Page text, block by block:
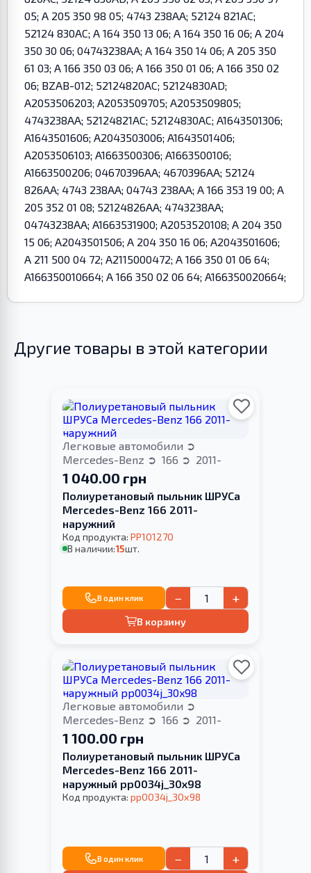
05; A 205 350 98 05; 4743 238AA; 52124 821AC;
52124 830AC; A 164 350 13 06; A 164 350 16 06; A 204
350 30 06; 04743238AA; A 164 350 14 06; A 205 350
61 03; A 166 350 03 06; A 166 350 01 06; A 166 350 02
06; BZAB-012; 52124820AC; 52124830AD;
A2053506203; A2053509705; A2053509805;
4743238AA; 52124821AC; 52124830AC; A1643501306;
A1643501606; A2043503006; A1643501406;
A2053506103; A1663500306; A1663500106;
A1663500206; 04670396AA; 4670396AA; 52124
826AA; 4743 238AA; 04743 238AA; A 166 353 19 00; A
205 352 01 08; 52124826AA; 4743238AA;
04743238AA; A1663531900; A2053520108; A 204 350
15 06; A2043501506; A 204 350 16 06; A2043501606;
A 211 500 04 72; A2115000472; A 166 350 01 06 64;
A166350010664; A 166 350 02 06 64; A166350020664;
Другие товары в этой категории
Легковые автомобили
Mercedes-Benz
166 2011-
1 040.00 грн
Полиуретановый пыльник ШРУСа
Mercedes-Benz 166 2011-
наружний
Код продукта: PP101270
В наличии:15шт.
В один клик − +
В корзину
Легковые автомобили
Mercedes-Benz
166 2011-
1 100.00 грн
Полиуретановый пыльник ШРУСа
Mercedes-Benz 166 2011-
наружный pp0034j_30x98
Код продукта: pp0034j_30x98
В один клик − +